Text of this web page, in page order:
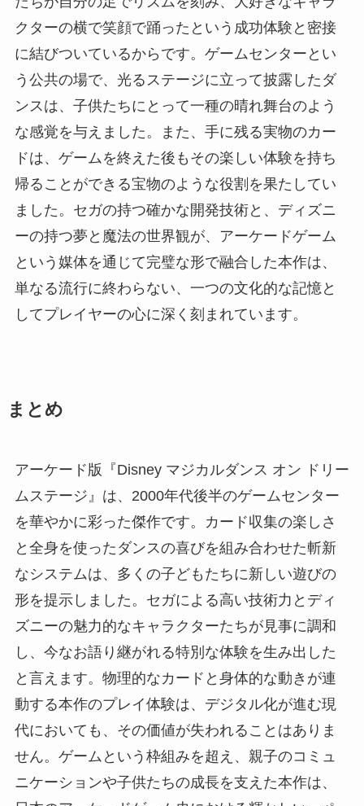
クターの横で笑顔で踊ったという成功体験と密接
に結びついているからです。ゲームセンターとい
う公共の場で、光るステージに立って披露したダ
ンスは、子供たちにとって一種の晴れ舞台のよう
な感覚を与えました。また、手に残る実物のカー
ドは、ゲームを終えた後もその楽しい体験を持ち
帰ることができる宝物のような役割を果たしてい
ました。セガの持つ確かな開発技術と、ディズニ
ーの持つ夢と魔法の世界観が、アーケードゲーム
という媒体を通じて完璧な形で融合した本作は、
単なる流行に終わらない、一つの文化的な記憶と
してプレイヤーの心に深く刻まれています。
まとめ
アーケード版『Disney マジカルダンス オン ドリー
ムステージ』は、2000年代後半のゲームセンター
を華やかに彩った傑作です。カード収集の楽しさ
と全身を使ったダンスの喜びを組み合わせた斬新
なシステムは、多くの子どもたちに新しい遊びの
形を提示しました。セガによる高い技術力とディ
ズニーの魅力的なキャラクターたちが見事に調和
し、今なお語り継がれる特別な体験を生み出した
と言えます。物理的なカードと身体的な動きが連
動する本作のプレイ体験は、デジタル化が進む現
代においても、その価値が失われることはありま
せん。ゲームという枠組みを超え、親子のコミュ
ニケーションや子供たちの成長を支えた本作は、